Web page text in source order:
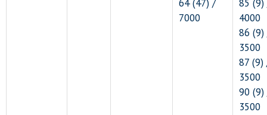
64 (47) /
7000
85
4000
86
3500
87 (9)
3500
90
3500